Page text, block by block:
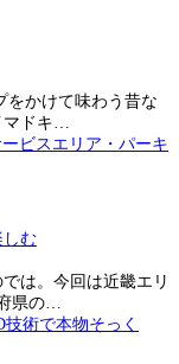
をかけて味わう昔な
ドキ…
しむ
は。今回は近畿エリ
県の…